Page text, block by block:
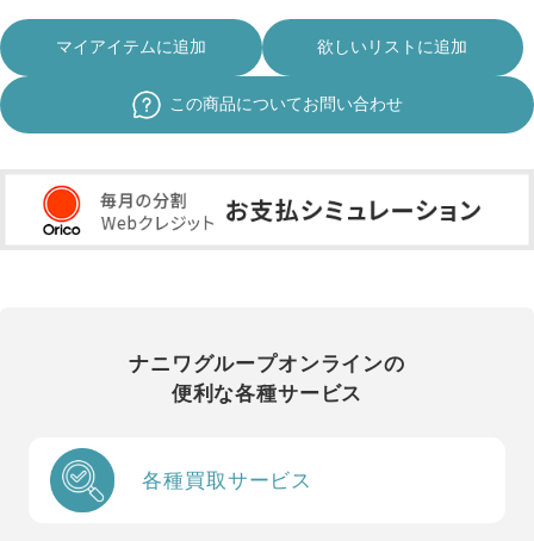
マイアイテムに追加 欲しいリストに追加
この商品についてお問い合わせ
ナニワグループオンラインの
便利な各種サービス
各種買取サービス